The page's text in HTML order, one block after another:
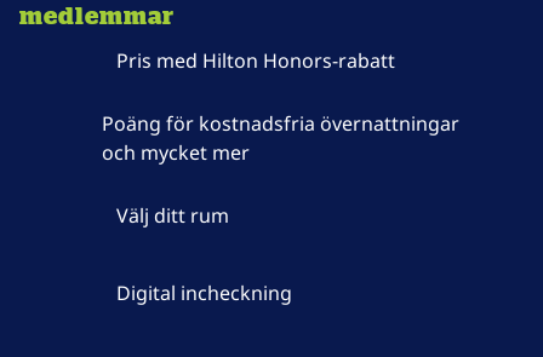
medlemmar
Pris med Hilton Honors-rabatt
Poäng för kostnadsfria övernattningar
och mycket mer
Välj ditt rum
Digital incheckning